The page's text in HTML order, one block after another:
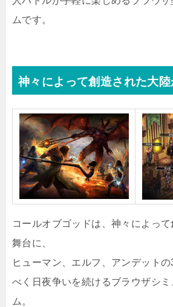
ムです。
神々によって創造された大陸
コールオブゴッドは、神々によっ
舞台に、
ヒューマン、エルフ、アンデット
べく日夜争いを続けるブラウザシ
ム。